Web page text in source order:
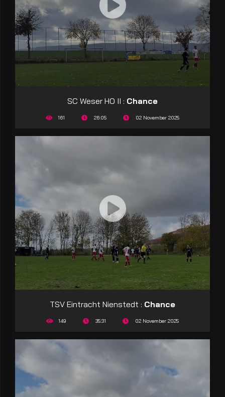
SC Weser HO II : Chance
161 26:05 02 November 2025
TSV Eintracht Nienstedt : Chance
149 35:31 02 November 2025